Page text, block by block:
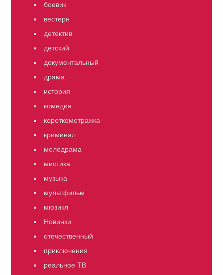
боевик
вестерн
детектив
детский
документальный
драма
история
комедия
короткометражка
криминал
мелодрама
мистика
музыка
мультфильм
мюзикл
Новинки
отечественный
приключения
реальное ТВ